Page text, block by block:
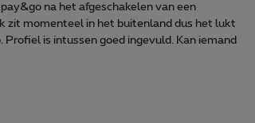
na het afgeschakelen van een
zit momenteel in het buitenland dus het lukt
is intussen goed ingevuld. Kan iemand